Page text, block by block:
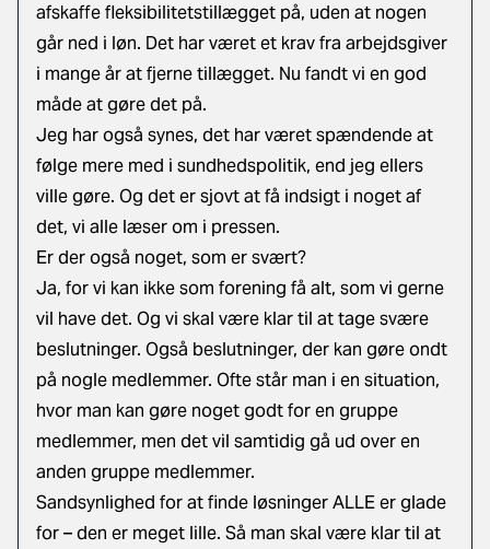
afskaffe fleksibilitetstillægget på, uden at nogen
går ned i løn. Det har været et krav fra arbejdsgiver
i mange år at fjerne tillægget. Nu fandt vi en god
måde at gøre det på.
Jeg har også synes, det har været spændende at
følge mere med i sundhedspolitik, end jeg ellers
ville gøre. Og det er sjovt at få indsigt i noget af
det, vi alle læser om i pressen.
Er der også noget, som er svært?
Ja, for vi kan ikke som forening få alt, som vi gerne
vil have det. Og vi skal være klar til at tage svære
beslutninger. Også beslutninger, der kan gøre ondt
på nogle medlemmer. Ofte står man i en situation,
hvor man kan gøre noget godt for en gruppe
medlemmer, men det vil samtidig gå ud over en
anden gruppe medlemmer.
Sandsynlighed for at finde løsninger ALLE er glade
for – den er meget lille. Så man skal være klar til at